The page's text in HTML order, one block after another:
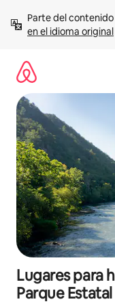
contenido
Parte del
en el idioma original
Lugares para
Parque